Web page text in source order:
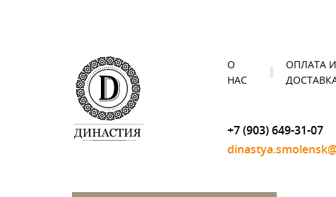
О
НАС
ОПЛАТА И
+7 (903) 649-31-07